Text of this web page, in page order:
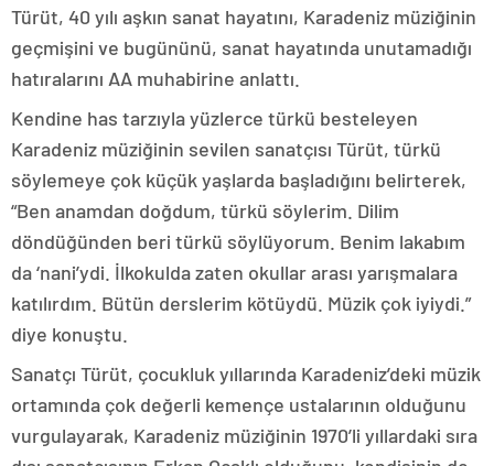
Türüt, 40 yılı aşkın sanat hayatını, Karadeniz müziğinin
geçmişini ve bugününü, sanat hayatında unutamadığı
hatıralarını AA muhabirine anlattı.
Kendine has tarzıyla yüzlerce türkü besteleyen
Karadeniz müziğinin sevilen sanatçısı Türüt, türkü
söylemeye çok küçük yaşlarda başladığını belirterek,
“Ben anamdan doğdum, türkü söylerim. Dilim
döndüğünden beri türkü söylüyorum. Benim lakabım
da ‘nani’ydi. İlkokulda zaten okullar arası yarışmalara
katılırdım. Bütün derslerim kötüydü. Müzik çok iyiydi.”
diye konuştu.
Sanatçı Türüt, çocukluk yıllarında Karadeniz’deki müzik
ortamında çok değerli kemençe ustalarının olduğunu
vurgulayarak, Karadeniz müziğinin 1970’li yıllardaki sıra